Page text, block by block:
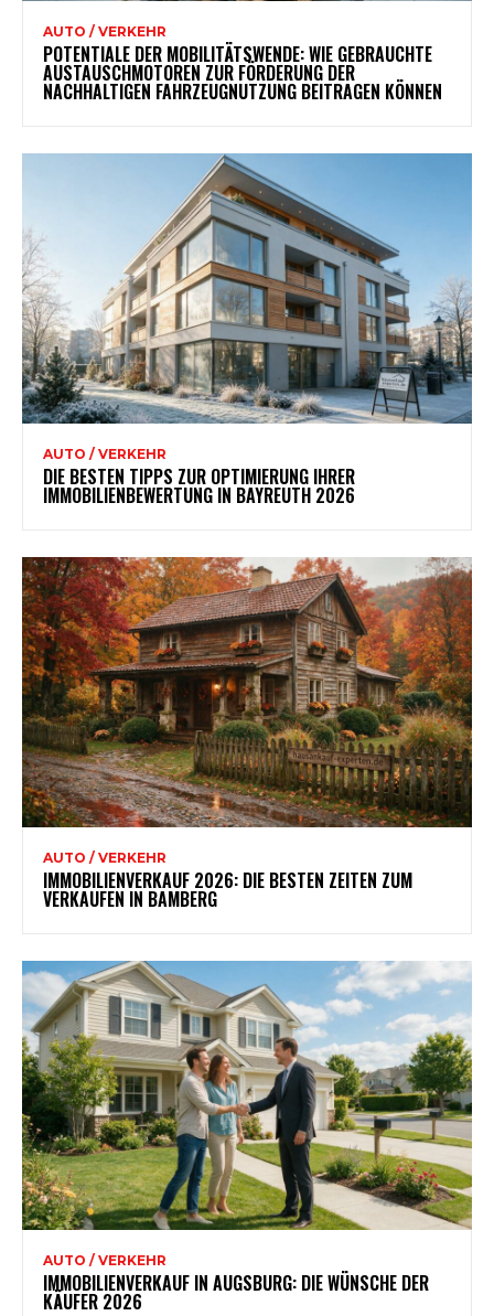
AUTO / VERKEHR
POTENTIALE DER MOBILITÄTSWENDE: WIE GEBRAUCHTE
AUSTAUSCHMOTOREN ZUR FÖRDERUNG DER
NACHHALTIGEN FAHRZEUGNUTZUNG BEITRAGEN KÖNNEN
AUTO / VERKEHR
DIE BESTEN TIPPS ZUR OPTIMIERUNG IHRER
IMMOBILIENBEWERTUNG IN BAYREUTH 2026
AUTO / VERKEHR
IMMOBILIENVERKAUF 2026: DIE BESTEN ZEITEN ZUM
VERKAUFEN IN BAMBERG
AUTO / VERKEHR
IMMOBILIENVERKAUF IN AUGSBURG: DIE WÜNSCHE DER
KÄUFER 2026